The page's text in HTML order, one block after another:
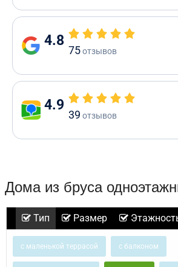
4.8
75отзывов
4.9
39 отзывов
Дома из бруса
Тип Размер
с маленькой террасой с балконом